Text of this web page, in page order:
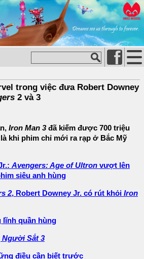
trong việc đưa Robert Downey
2 và 3
Iron Man 3đã kiếm được 700 triệu
khi phim chỉ mới ra rạp ở Bắc Mỹ
Avengers: Age of Ultron vượt lên
siêu anh hùng
2, Robert Downey Jr. có rút khỏi Iron
lĩnh quần hùng
Người Sắt 3
điều cần biết trước